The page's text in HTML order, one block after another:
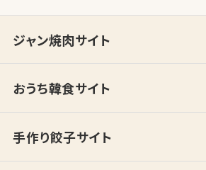
ジャン焼肉サイト
おうち韓食サイト
手作り餃子サイト